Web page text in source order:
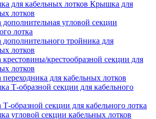
Крышка для
лотков
угловой секции
лотка
тройника для
лотков
крестообразной секции для
лотков
для кабельных лотков
образной секции для кабельного лотка